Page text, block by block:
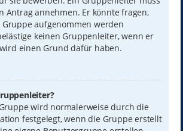
Antrag annehmen. Er könnte fragen,
aufgenommen werden
keinen Gruppenleiter, wenn er
einen Grund dafür haben.
wird normalerweise durch die
festgelegt, wenn die Gruppe erstellt